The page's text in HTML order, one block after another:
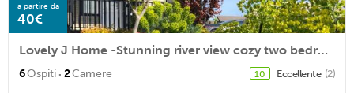
a partire da
40€
Lovely J Home -Stunning river view cozy two bedroom private suite
6Ospiti · 2Camere 10 Eccellente (2)